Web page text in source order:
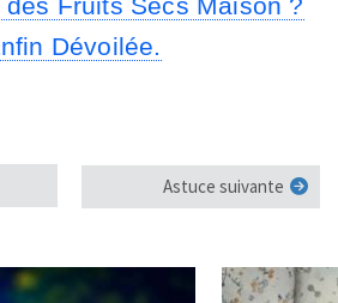
Fruits Secs Maison ?
Dévoilée.
Astuce suivante